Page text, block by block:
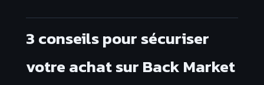
3 conseils pour sécuriser
votre achat sur Back Market